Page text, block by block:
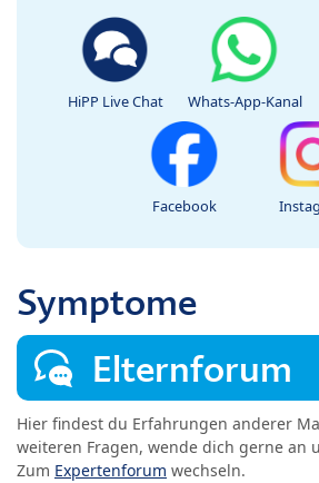
HiPP Live Chat Whats-App-Kanal
Facebook
Symptome
Elternforum
Hier findest du Erfahrungen anderer
weiteren Fragen, wende dich gerne an
Zum Expertenforum wechseln.